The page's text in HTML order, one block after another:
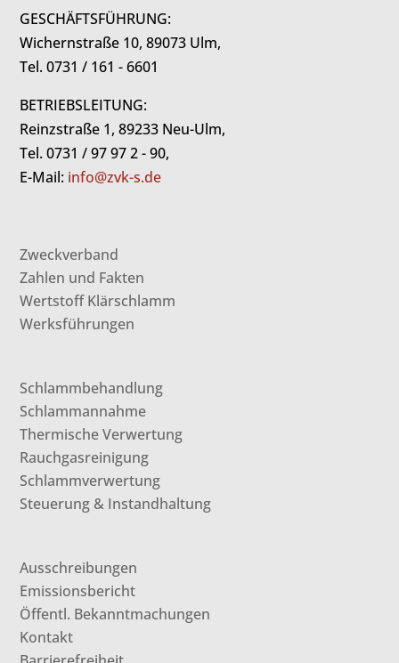
GESCHÄFTSFÜHRUNG:
Wichernstraße 10, 89073 Ulm,
Tel. 0731 / 161 - 6601
BETRIEBSLEITUNG:
Reinzstraße 1, 89233 Neu-Ulm,
Tel. 0731 / 97 97 2 - 90,
E-Mail: info@zvk-s.de
Zweckverband
Zahlen und Fakten
Wertstoff Klärschlamm
Werksführungen
Schlammbehandlung
Schlammannahme
Thermische Verwertung
Rauchgasreinigung
Schlammverwertung
Steuerung & Instandhaltung
Ausschreibungen
Emissionsbericht
Öffentl. Bekanntmachungen
Kontakt